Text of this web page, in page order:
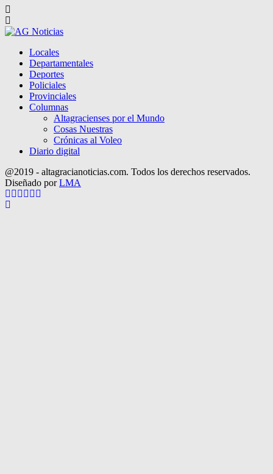
Locales
Departamentales
Deportes
Policiales
Provinciales
Columnas
Altagracienses por el Mundo
Cosas Nuestras
Crónicas al Voleo
Diario digital
@2019 - altagracianoticias.com. Todos los derechos reservados.
Diseñado porLMA
Facebook
Twitter
Instagram
Pinterest
Google